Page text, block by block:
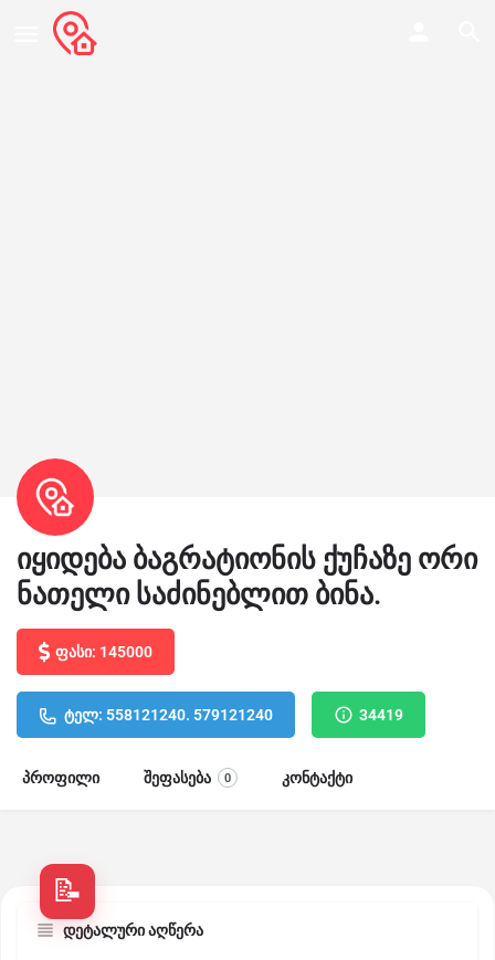
იყიდება ბაგრატიონის ქუჩაზე ორი
ნათელი საძინებლით ბინა.
ფასი: 145000
ტელ: 558121240. 579121240 34419
პროფილი შეფასება 0 კონტაქტი
დეტალური აღწერა